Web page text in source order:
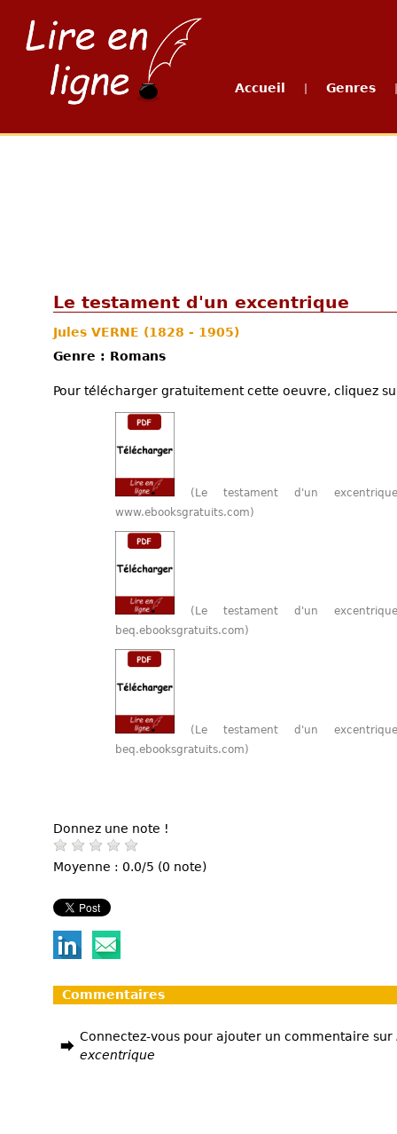
Accueil Genres
Le testament d'un excentrique
Jules VERNE (1828 - 1905)
Genre : Romans
Pour télécharger gratuitement cette oeuvre, cliquez
(Le testament d'un
www.ebooksgratuits.com)
(Le testament d'un
beq.ebooksgratuits.com)
(Le testament d'un
beq.ebooksgratuits.com)
Donnez une note !
Moyenne : 0.0/5 (0 note)
Commentaires
Connectez-vous pour ajouter un commentaire sur
excentrique